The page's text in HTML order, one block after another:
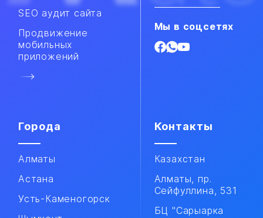
SEO аудит сайта
Продвижение
мобильных
приложений​
Мы в соцсетях
Города
Алматы
Астана
Усть-Каменогорск
Контакты
Казахстан
Алматы, пр.
Сейфуллина, 531
БЦ "Сарыарка